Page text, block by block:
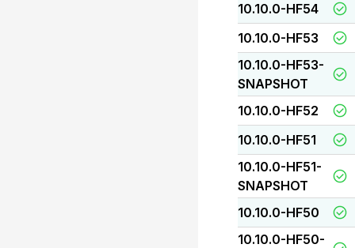
10.10.0-HF54
10.10.0-HF53
10.10.0-HF53-
SNAPSHOT
10.10.0-HF52
10.10.0-HF51
10.10.0-HF51-
SNAPSHOT
10.10.0-HF50
10.10.0-HF50-